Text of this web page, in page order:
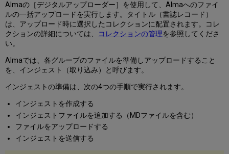
イ
ル
の
準
MARC
XML
レ
ク
ョ
ン
の
Almaの［デジタルアップローダー］を使用して、Almaへのファイ
ルの一括アップロードを実行します。タイトル（書誌レコード）
は、アップロード時に選択したコレクションに配置されます。コレ
クションの詳細については、
コレクションの管理を参照してくださ
い。
Almaでは、各グループのファイルを準備しアップロードすること
を、インジェスト（取り込み）と呼びます。
インジェストの準備は、次の4つの手順で実行されます。
インジェストを作成する
インジェストファイルを追加する（MDファイルを含む）
ファイルをアップロードする
インジェストを送信する